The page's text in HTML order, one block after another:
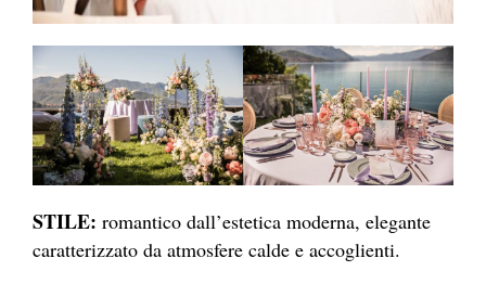
STILE: romantico dall’estetica moderna, elegante
caratterizzato da atmosfere calde e accoglienti.